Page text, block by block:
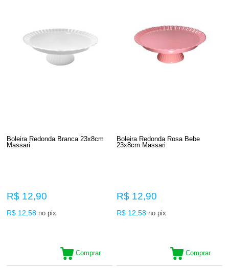
Boleira Redonda Branca 23x8cm
Massari
R$ 12,90
R$ 12,58 no pix
Comprar
Boleira Redonda Rosa Bebe
23x8cm Massari
R$ 12,90
R$ 12,58 no pix
Comprar